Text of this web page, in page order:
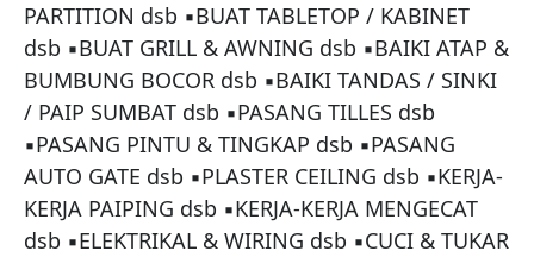
PARTITION dsb ▪BUAT TABLETOP / KABINET
dsb ▪BUAT GRILL & AWNING dsb ▪BAIKI ATAP &
BUMBUNG BOCOR dsb ▪BAIKI TANDAS / SINKI
/ PAIP SUMBAT dsb ▪PASANG TILLES dsb
▪PASANG PINTU & TINGKAP dsb ▪PASANG
AUTO GATE dsb ▪PLASTER CEILING dsb ▪KERJA-
KERJA PAIPING dsb ▪KERJA-KERJA MENGECAT
dsb ▪ELEKTRIKAL & WIRING dsb ▪CUCI & TUKAR